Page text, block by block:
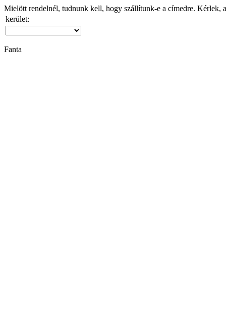
Mielött rendelnél, tudnunk kell, hogy szállítunk-e a címedre. Kérlek,
kerület:
Fanta